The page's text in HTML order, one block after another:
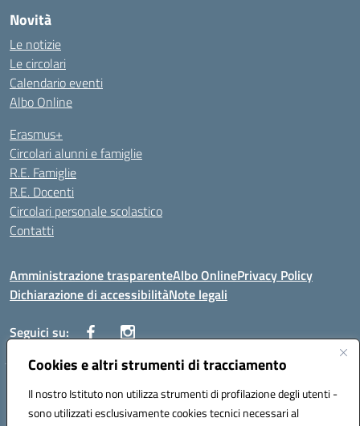
Cookies e altri strumenti di tracciamento
Il nostro Istituto non utilizza strumenti di profilazione degli utenti -
sono utilizzati esclusivamente cookies tecnici necessari al
Novità
Le notizie
Le circolari
Calendario eventi
Albo Online
Erasmus+
Circolari alunni e famiglie
R.E. Famiglie
R.E. Docenti
Circolari personale scolastico
Contatti
Amministrazione trasparenteAlbo OnlinePrivacy Policy
Dichiarazione di accessibilitàNote legali
Seguici su:
VIALE ITALIA , 13 91011 ALCAMO (TP)
Codice univoco ufficio: UF3YCL